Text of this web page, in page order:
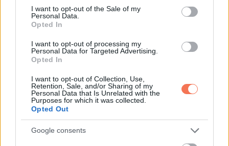
consent section.
I want to opt-out of the Sale of my
Personal Data.
Opted In
I want to opt-out of processing my
Personal Data for Targeted Advertising.
Opted In
I want to opt-out of Collection, Use,
Retention, Sale, and/or Sharing of my
Personal Data that Is Unrelated with the
Purposes for which it was collected.
Opted Out
Google consents
Oszd meg ezt a posztot:
via
ELŐZŐ POSZT
A szerelem VESZÉLYEI 60 felett: amiről